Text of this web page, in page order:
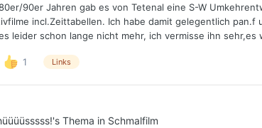
90er Jahren gab es von Tetenal eine S-W
incl.Zeittabellen. Ich habe damit gelegentlich pan.f
leider schon lange nicht mehr, ich vermisse ihn sehr,es
1 Links
's Thema in Schmalfilm